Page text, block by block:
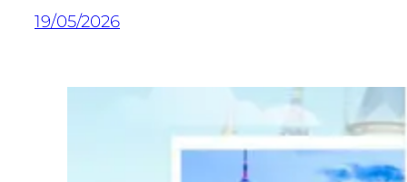
19/05/2026